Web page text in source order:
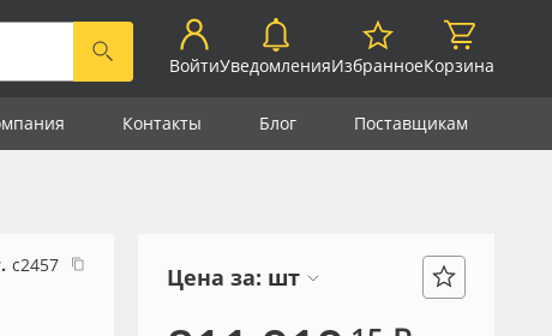
ВойтиУведомленияИзбранноеКорзина
Контакты Блог Поставщикам
с2457 Цена за: шт